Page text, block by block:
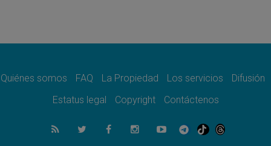
gracia reconciliación y esperanza
Cardenal Rossi: "La llegada del Papa León a
Argentina es un homenaje a Francisco"
06.08.2026
En Asís, León XIV invita a los jóvenes a
Quiénes somos FAQ La Propiedad Los servicios
Difusión
Estatus legal
Copyright Contáctenos